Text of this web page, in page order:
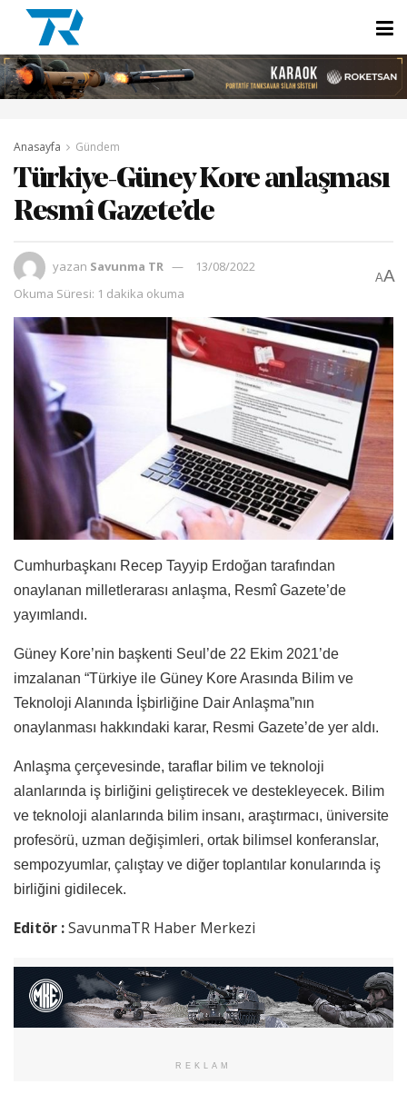
Anasayfa Gündem
Türkiye-Güney Kore anlaşması
Resmî Gazete’de
yazan Savunma TR
13/08/2022
Okuma Süresi: 1 dakika okuma
AA
Cumhurbaşkanı Recep Tayyip Erdoğan tarafından
onaylanan milletlerarası anlaşma, Resmî Gazete’de
yayımlandı.
Güney Kore’nin başkenti Seul’de 22 Ekim 2021’de
imzalanan “Türkiye ile Güney Kore Arasında Bilim ve
Teknoloji Alanında İşbirliğine Dair Anlaşma”nın
onaylanması hakkındaki karar, Resmi Gazete’de yer aldı.
Anlaşma çerçevesinde, taraflar bilim ve teknoloji
alanlarında iş birliğini geliştirecek ve destekleyecek. Bilim
ve teknoloji alanlarında bilim insanı, araştırmacı, üniversite
profesörü, uzman değişimleri, ortak bilimsel konferanslar,
sempozyumlar, çalıştay ve diğer toplantılar konularında iş
birliğini gidilecek.
Editör :SavunmaTR Haber Merkezi
REKLAM